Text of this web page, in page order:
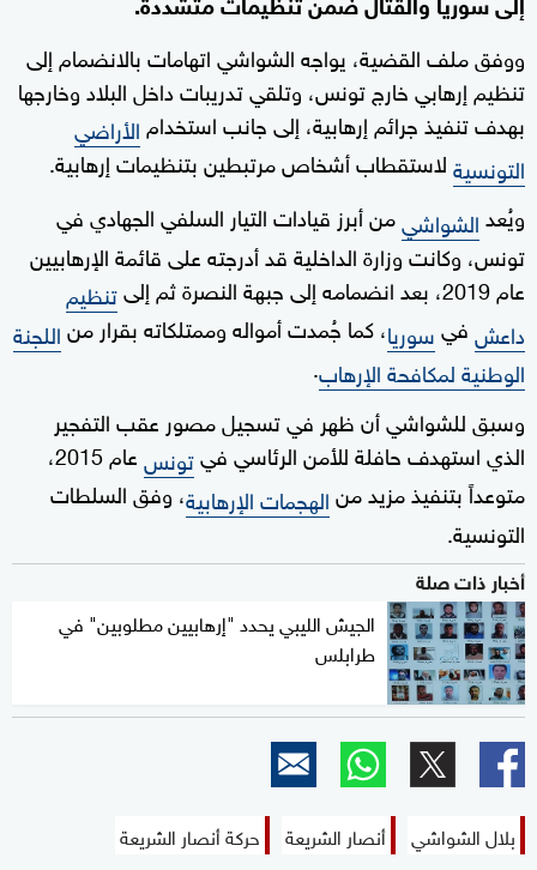
ووفق ملف القضية، يواجه الشواشي اتهامات بالانضمام إلى
تنظيم إرهابي خارج تونس، وتلقي تدريبات داخل البلاد وخارجها
بهدف تنفيذ جرائم إرهابية، إلى جانب استخدام الأراضي
التونسيةلاستقطاب أشخاص مرتبطين بتنظيمات إرهابية.
ويُعدالشواشيمن أبرز قيادات التيار السلفي الجهادي في
تونس، وكانت وزارة الداخلية قد أدرجته على قائمة الإرهابيين
عام 2019، بعد انضمامه إلى جبهة النصرة ثم إلى
تنظيم
داعشفيسوريا، كما جُمدت أمواله وممتلكاته بقرار مناللجنة
الوطنية لمكافحة الإرهاب.
وسبق للشواشي أن ظهر في تسجيل مصور عقب التفجير
الذي استهدف حافلة للأمن الرئاسي فيتونس
عام 2015،
متوعداً بتنفيذ مزيد منالهجمات الإرهابية، وفق السلطات
التونسية.
أخبار ذات صلة
الجيش الليبي يحدد "إرهابيين مطلوبين" في
طرابلس
بلال الشواشي أنصار الشريعة
حركة أنصار الشريعة